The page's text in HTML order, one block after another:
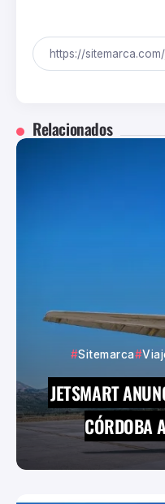
Relacionados
Sitemarca
JETSMART
CÓRDOBA